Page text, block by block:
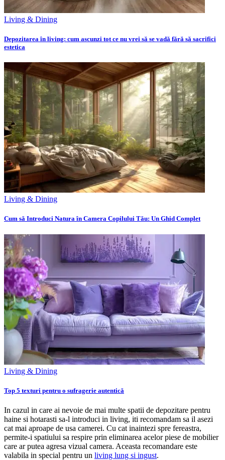
Living & Dining
Depozitarea în living: cum ascunzi tot ce nu vrei să se vadă fără să sacrifici
estetica
Living & Dining
Cum să Introduci Natura în Camera Copilului Tău: Un Ghid Complet
Living & Dining
Top 5 texturi pentru o sufragerie autentică
In cazul in care ai nevoie de mai multe spatii de depozitare pentru
haine si hotarasti sa-l introduci in living, iti recomandam sa il asezi
cat mai aproape de usa camerei. Cu cat inaintezi spre fereastra,
permite-i spatiului sa respire prin eliminarea acelor piese de mobilier
care ar putea agresa vizual camera. Aceasta recomandare este
valabila in special pentru un living lung si ingust.